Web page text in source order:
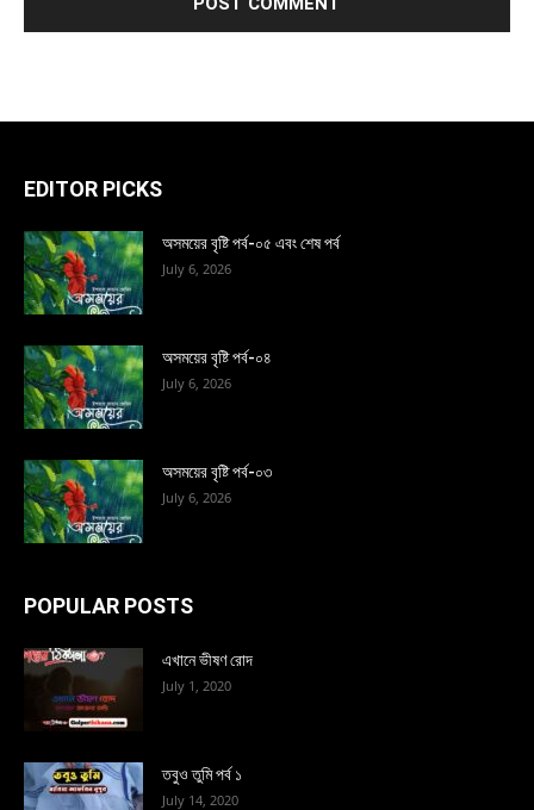
EDITOR PICKS
অসময়ের বৃষ্টি পর্ব-০৫ এবং শেষ পর্ব
July 6, 2026
অসময়ের বৃষ্টি পর্ব-০৪
July 6, 2026
অসময়ের বৃষ্টি পর্ব-০৩
July 6, 2026
POPULAR POSTS
এখানে ভীষণ রোদ
July 1, 2020
তবুও তুমি পর্ব ১
July 14, 2020